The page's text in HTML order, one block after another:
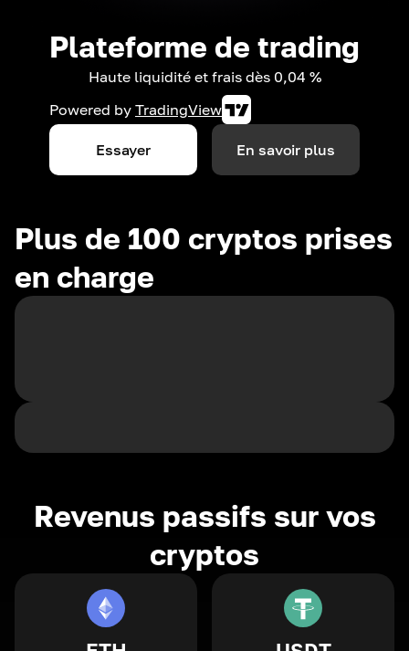
Plateforme de trading
Haute liquidité et frais dès 0,04 %
Powered by TradingView
Essayer En savoir plus
Plus de 100 cryptos prises
en charge
Revenus passifs sur vos
cryptos